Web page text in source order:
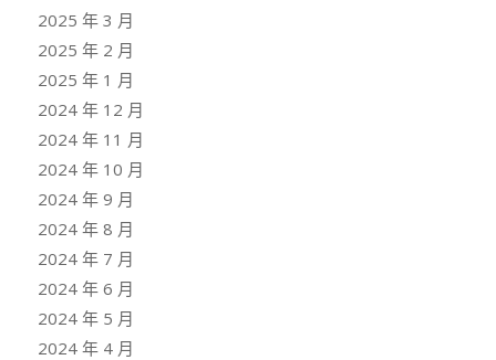
2025 年 3 月
2025 年 2 月
2025 年 1 月
2024 年 12 月
2024 年 11 月
2024 年 10 月
2024 年 9 月
2024 年 8 月
2024 年 7 月
2024 年 6 月
2024 年 5 月
2024 年 4 月